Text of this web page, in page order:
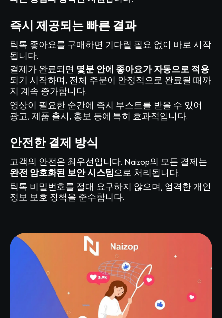
즉시 제공되는 빠른 결과
틱톡 좋아요를 구매하면 기다릴 필요 없이 바로 시작
됩니다.
결제가 완료되면 몇분 안에 좋아요가 자동으로 적용
되기 시작하며, 전체 주문이 안정적으로 완료될 때까
지 계속 증가합니다.
영상이 필요한 순간에 즉시 부스트를 받을 수 있어
광고, 제품 출시, 홍보 등에 특히 효과적입니다.
안전한 결제 방식
고객의 안전은 최우선입니다. Naizop의 모든 결제는
완전 암호화된 보안 시스템으로 처리됩니다.
틱톡 비밀번호를 절대 요구하지 않으며, 엄격한 개인
정보 보호 정책을 준수합니다.